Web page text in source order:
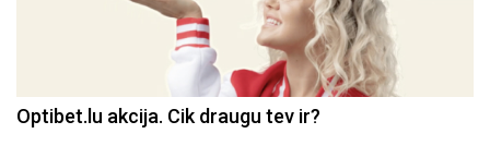
Optibet.lu akcija. Cik draugu tev ir?